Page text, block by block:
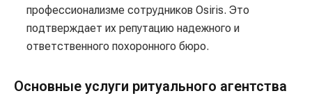
профессионализме сотрудников Osiris. Это
подтверждает их репутацию надежного и
ответственного похоронного бюро.
Основные услуги ритуального агентства